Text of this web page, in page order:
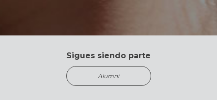
Sigues siendo parte
Alumni